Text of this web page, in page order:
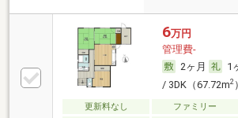
6万円
管理費-
2ヶ月
1
/ 3DK（67.72m2）
更新料なし ファミリー